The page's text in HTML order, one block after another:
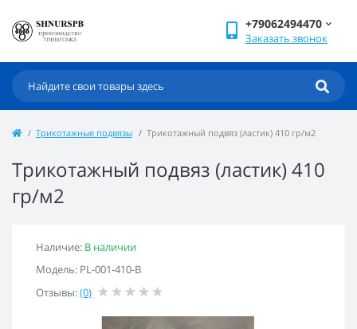
+79062494470
Заказать звонок
Трикотажные подвязы Трикотажный подвяз (ластик) 410 гр/м2
Трикотажный подвяз (ластик) 410
гр/м2
Наличие: В наличии
Модель: PL-001-410-B
Отзывы:(0)